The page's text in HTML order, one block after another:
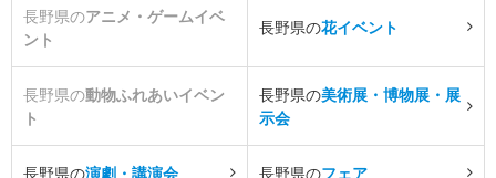
長野県のアニメ・ゲームイベ
ント
長野県の花イベント
長野県の動物ふれあいイベン
ト
長野県の美術展・博物展・展
示会
長野県の演劇・講演会 長野県のフェア